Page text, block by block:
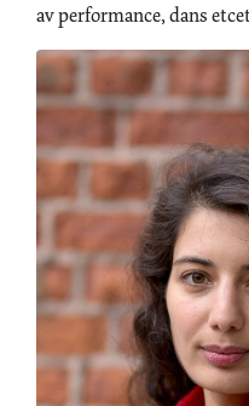
av performance, dans